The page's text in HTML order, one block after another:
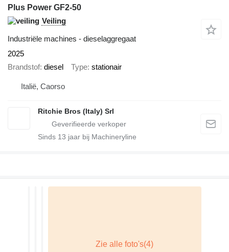
Plus Power GF2-50
Veiling
Industriële machines - dieselaggregaat
2025
Brandstof diesel Type stationair
Italië, Caorso
Ritchie Bros (Italy) Srl
Sinds 13 jaar bij Machineryline